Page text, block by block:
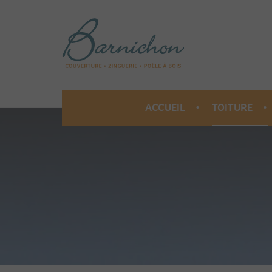
ACCUEIL TOITURE